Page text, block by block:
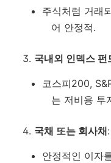
주식처럼 거래
어 안정적.
국내외 인덱스 펀
코스피200,
는 저비용 투
국채 또는 회사채:
안정적인 이자